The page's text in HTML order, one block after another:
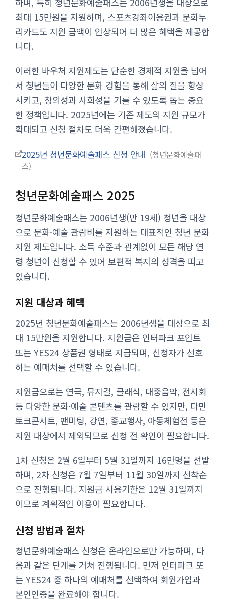
최대 15만원을 지원하며, 스포츠강좌이용권과 문화누
리카드도 지원 금액이 인상되어 더 많은 혜택을 제공합
니다.
이러한 바우처 지원제도는 단순한 경제적 지원을 넘어
서 청년들이 다양한 문화 경험을 통해 삶의 질을 향상
시키고, 창의성과 사회성을 기를 수 있도록 돕는 중요
한 정책입니다. 2025년에는 기존 제도의 지원 규모가
확대되고 신청 절차도 더욱 간편해졌습니다.
2025년 청년문화예술패스 신청 안내
청년문화예술패
스
청년문화예술패스 2025
청년문화예술패스는 2006년생(만 19세) 청년을 대상
으로 문화·예술 관람비를 지원하는 대표적인 청년 문화
지원 제도입니다. 소득 수준과 관계없이 모든 해당 연
령 청년이 신청할 수 있어 보편적 복지의 성격을 띠고
있습니다.
지원 대상과 혜택
2025년 청년문화예술패스는 2006년생을 대상으로 최
대 15만원을 지원합니다. 지원금은 인터파크 포인트
또는 YES24 상품권 형태로 지급되며, 신청자가 선호
하는 예매처를 선택할 수 있습니다.
지원금으로는 연극, 뮤지컬, 클래식, 대중음악, 전시회
등 다양한 문화·예술 콘텐츠를 관람할 수 있지만, 다만
토크콘서트, 팬미팅, 강연, 종교행사, 아동체험전 등은
지원 대상에서 제외되므로 신청 전 확인이 필요합니다.
1차 신청은 2월 6일부터 5월 31일까지 16만명을 선발
하며, 2차 신청은 7월 7일부터 11월 30일까지 선착순
으로 진행됩니다. 지원금 사용기한은 12월 31일까지
이므로 계획적인 이용이 필요합니다.
신청 방법과 절차
청년문화예술패스 신청은 온라인으로만 가능하며, 다
음과 같은 단계를 거쳐 진행됩니다. 먼저 인터파크 또
는 YES24 중 하나의 예매처를 선택하여 회원가입과
본인인증을 완료해야 합니다.